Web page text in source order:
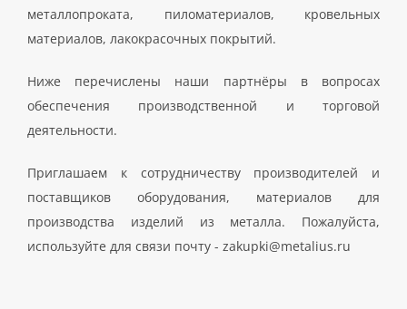
металлопроката, пиломатериалов, кровельных
материалов, лакокрасочных покрытий.
Ниже перечислены наши партнёры в вопросах
обеспечения производственной и торговой
деятельности.
Приглашаем к сотрудничеству производителей и
поставщиков оборудования, материалов для
производства изделий из металла. Пожалуйста,
используйте для связи почту - zakupki@metalius.ru